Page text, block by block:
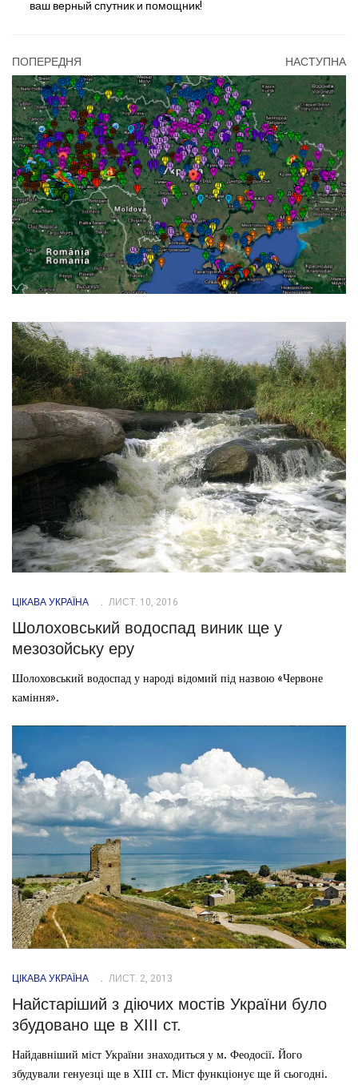
ваш верный спутник и помощник!
ПОПЕРЕДНЯ НАСТУПНА
ЦІКАВА УКРАЇНА ЛИСТ. 10, 2016
Шолоховський водоспад виник ще у
мезозойську еру
Шолоховський водоспад у народі відомий під назвою «Червоне
каміння».
ЦІКАВА УКРАЇНА ЛИСТ. 2, 2013
Найстаріший з діючих мостів України було
збудовано ще в ХІІІ ст.
Найдавніший міст України знаходиться у м. Феодосії. Його
збудували генуезці ще в ХІІІ ст. Міст функціонує ще й сьогодні.